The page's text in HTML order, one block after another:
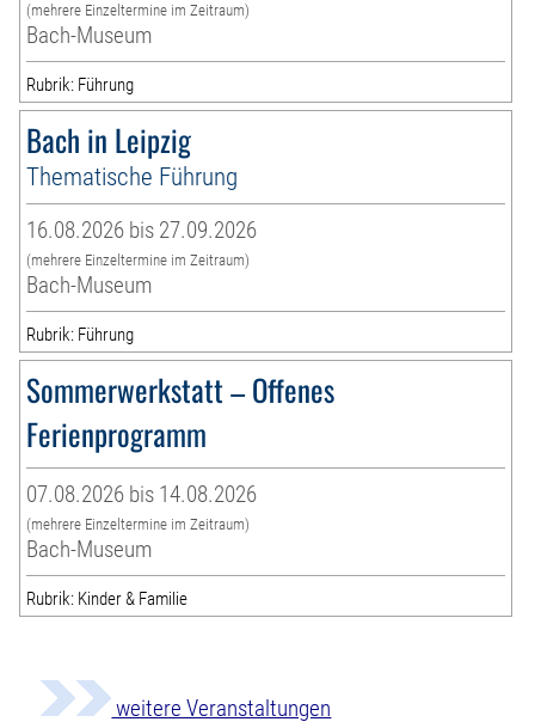
(mehrere Einzeltermine im Zeitraum)
Bach-Museum
Rubrik: Führung
Bach in Leipzig
Thematische Führung
16.08.2026 bis 27.09.2026
(mehrere Einzeltermine im Zeitraum)
Bach-Museum
Rubrik: Führung
Sommerwerkstatt – Offenes
Ferienprogramm
07.08.2026 bis 14.08.2026
(mehrere Einzeltermine im Zeitraum)
Bach-Museum
Rubrik: Kinder & Familie
weitere Veranstaltungen